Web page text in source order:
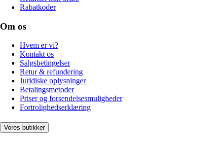
Rabatkoder
Om os
Hvem er vi?
Kontakt os
Salgsbetingelser
Retur & refundering
Juridiske oplysninger
Betalingsmetoder
Priser og forsendelsesmuligheder
Fortrolighedserklæring
Vores butikker